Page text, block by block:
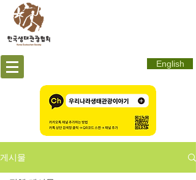
English
게시물